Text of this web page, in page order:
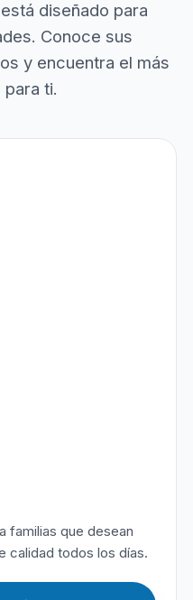
diseñado para
Conoce sus
y encuentra el más
ti.
familias que desean
calidad todos los días.